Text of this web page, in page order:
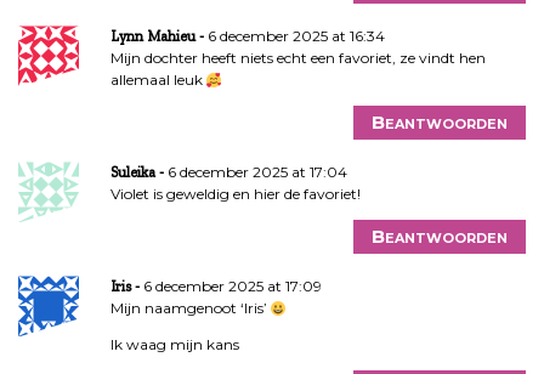
Lynn Mahieu
6 december 2025 at 16:34
Mijn dochter heeft niets echt een favoriet, ze vindt hen
allemaal leuk
Beantwoorden
Suleika
6 december 2025 at 17:04
Violet is geweldig en hier de favoriet!
Beantwoorden
Iris
6 december 2025 at 17:09
Mijn naamgenoot ‘Iris’
Ik waag mijn kans